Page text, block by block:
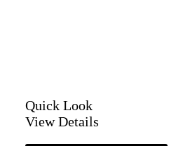
Quick Look
View Details